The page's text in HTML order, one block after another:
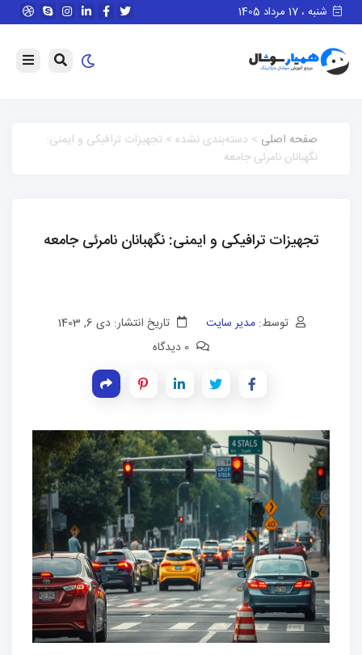
شنبه ، 17 مرداد 1405
صفحه اصلی > دسته‌بندی نشده > تجهیزات ترافیکی و ایمنی:
نگهبانان نامرئی جامعه
تجهیزات ترافیکی و ایمنی: نگهبانان نامرئی جامعه
توسط:مدیر سایت
تاریخ انتشار: دی 6, 1403